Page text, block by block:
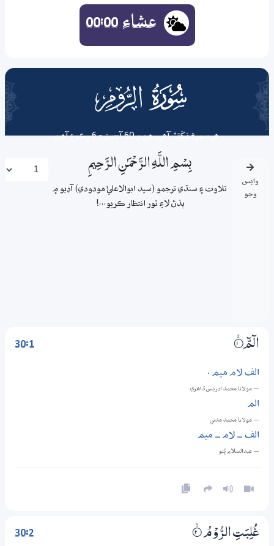
030 surah
ھي سورةمَکِّیَّۃٌآھي . ھِن ۾ 60 آيتون ۽ 6 رڪوع آھن
واپس
وڃو
بِسْمِ اللَّـهِ الرَّحْمَـٰنِ الرَّحِيمِ
تلاوت ۽ سنڌي ترجمو (سيد ابوالاعليٰ مودودي) آڊيو ۾
ٻڌڻ لاءِ ٿور انتظار ڪريو...!
30:1 الۗمّۗ 1‏۝ۚ
الف لام ميم .
— مولانا محمد ادريس ڏاھري
الم
— مولانا محمد مدني
الف ــ لام ــ ميم
— عبدالسلام ڀُٽو
30:2 غُلِبَتِ الرُّوْمُ 2‏۝ۙ
عشاء 00:00